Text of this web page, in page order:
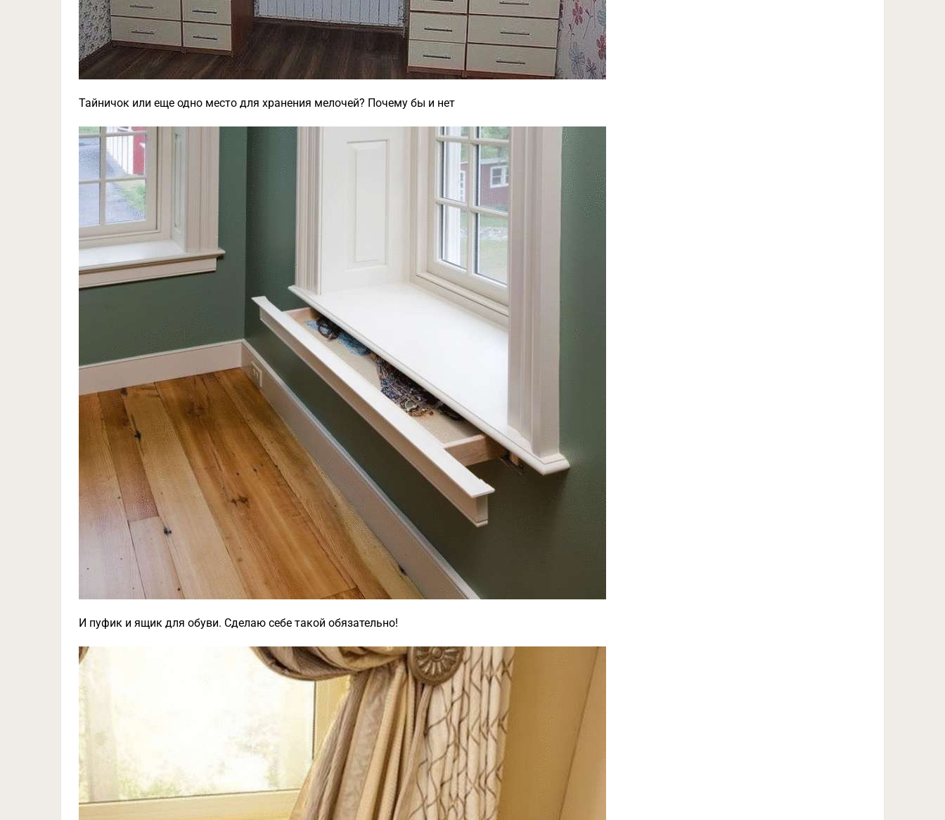
Тайничок или еще одно место для хранения мелочей? Почему бы и нет
И пуфик и ящик для обуви. Сделаю себе такой обязательно!